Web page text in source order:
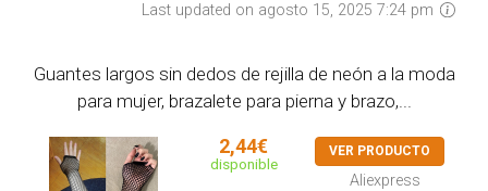
Last updated on agosto 15, 2025 7:24 pm
Guantes largos sin dedos de rejilla de neón a la moda
para mujer, brazalete para pierna y brazo,...
2,44€
disponible
VER PRODUCTO
Aliexpress